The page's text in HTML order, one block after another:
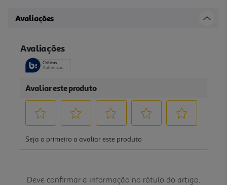
Avaliações
Deve confirmar a informação no rótulo do artigo.